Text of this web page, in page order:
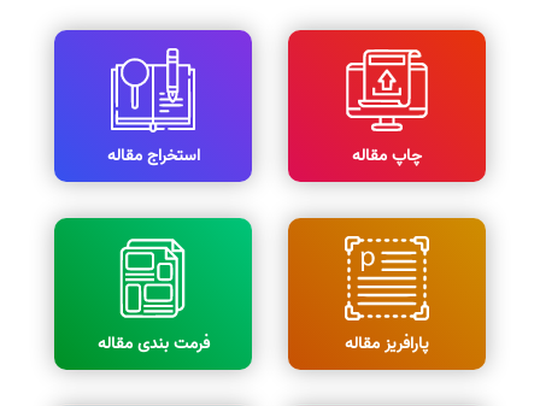
چاپ مقاله استخراج مقاله
پارافریز مقاله فرمت بندی مقاله